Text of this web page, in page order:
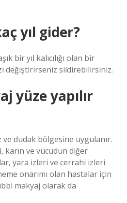
yıl gider?
bir yıl kalıcılığı olan bir
değiştirirseniz sildirebilirsiniz.
yüze yapılır
ve dudak bölgesine uygulanır.
karın ve vücudun diğer
yara izleri ve cerrahi izleri
onarımı olan hastalar için
makyaj olarak da